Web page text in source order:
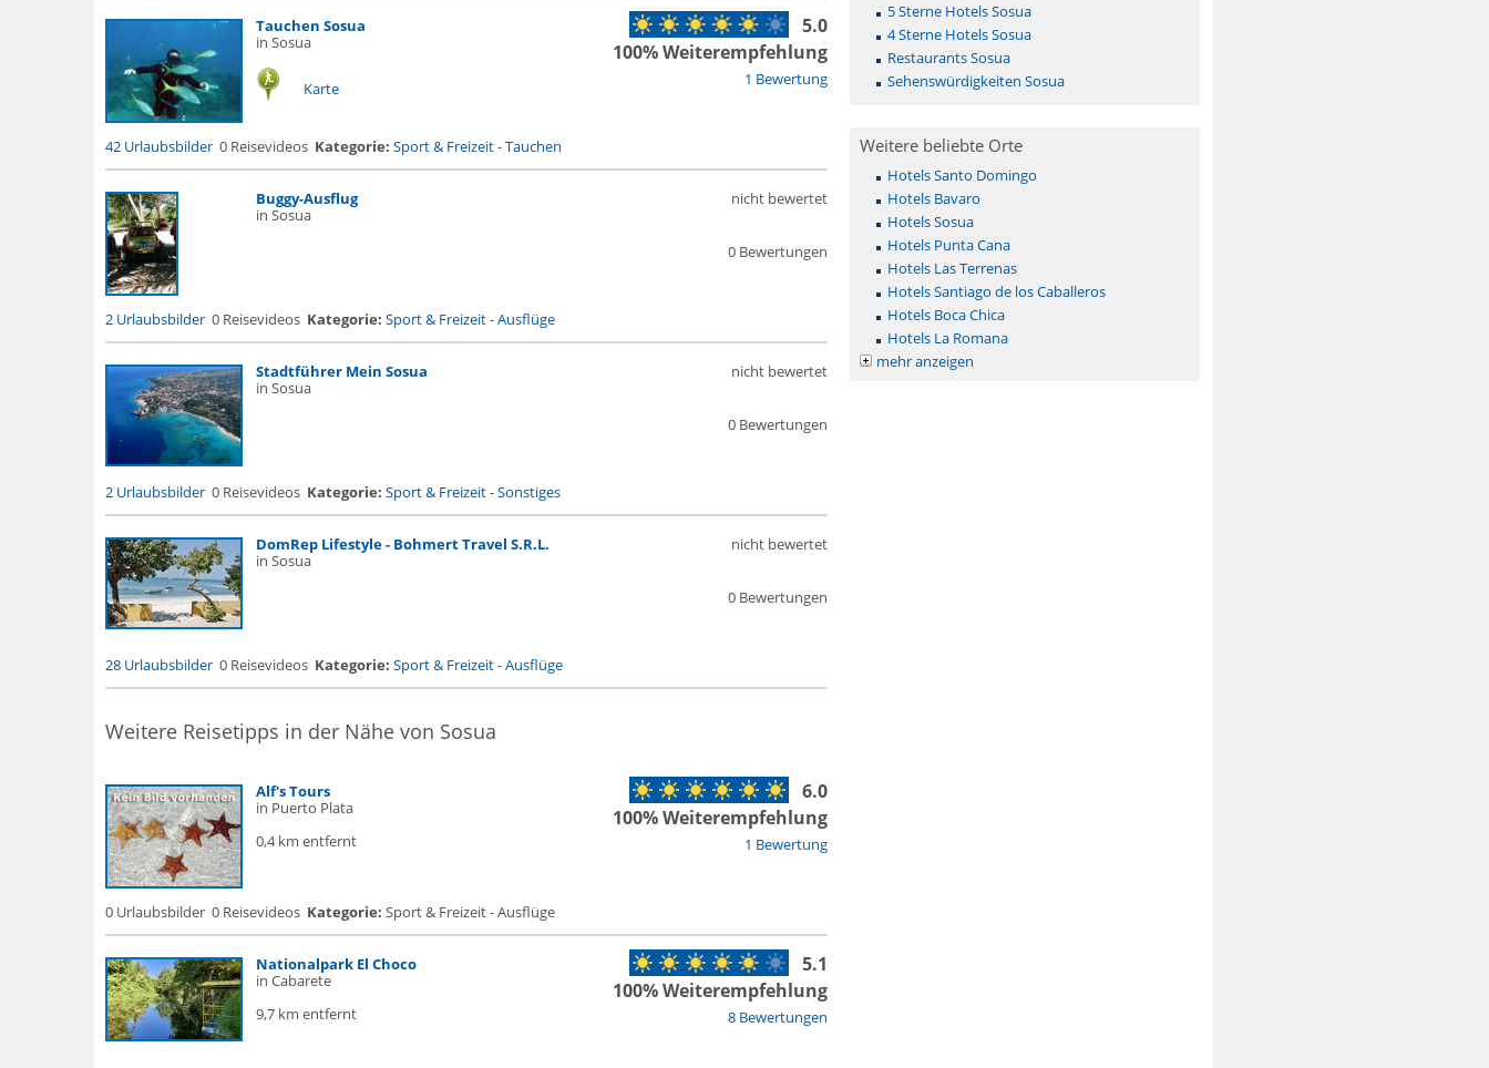
Tauchen Sosua
in Sosua
Karte 1 Bewertung
5.0
100% Weiterempfehlung
42 Urlaubsbilder 0 Reisevideos Kategorie: Sport & Freizeit-Tauchen
Buggy-Ausflug
in Sosua
0 Bewertungen
nicht bewertet
2 Urlaubsbilder 0 Reisevideos Kategorie: Sport & Freizeit-Ausflüge
Stadtführer Mein Sosua
in Sosua
0 Bewertungen
nicht bewertet
2 Urlaubsbilder 0 Reisevideos Kategorie: Sport & Freizeit-Sonstiges
DomRep Lifestyle - Bohmert Travel S.R.L.
in Sosua
0 Bewertungen
nicht bewertet
28 Urlaubsbilder 0 Reisevideos Kategorie: Sport & Freizeit-Ausflüge
Weitere Reisetipps in der Nähe von Sosua
Alf's Tours
in Puerto Plata
0,4 km entfernt
1 Bewertung
6.0
100% Weiterempfehlung
0 Urlaubsbilder 0 Reisevideos Kategorie: Sport & Freizeit - Ausflüge
Nationalpark El Choco
in Cabarete
9,7 km entfernt
8 Bewertungen
5.1
100% Weiterempfehlung
5 Sterne Hotels Sosua
4 Sterne Hotels Sosua
Restaurants Sosua
Sehenswürdigkeiten Sosua
Weitere beliebte Orte
Hotels Santo Domingo
Hotels Bavaro
Hotels Sosua
Hotels Punta Cana
Hotels Las Terrenas
Hotels Santiago de los Caballeros
Hotels Boca Chica
Hotels La Romana
mehr anzeigen